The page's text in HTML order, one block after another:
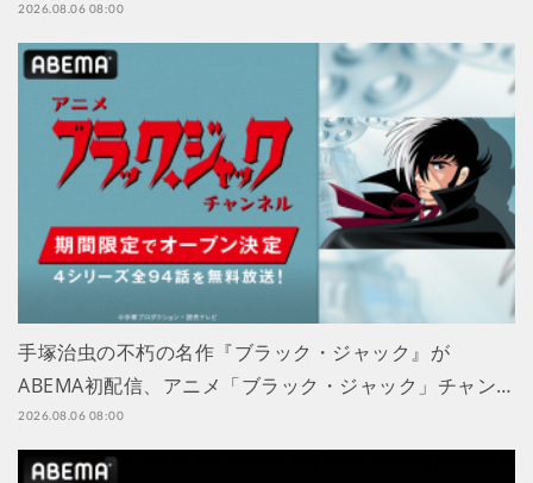
2026.08.06 08:00
手塚治虫の不朽の名作『ブラック・ジャック』が
ABEMA初配信、アニメ「ブラック・ジャック」チャン…
2026.08.06 08:00